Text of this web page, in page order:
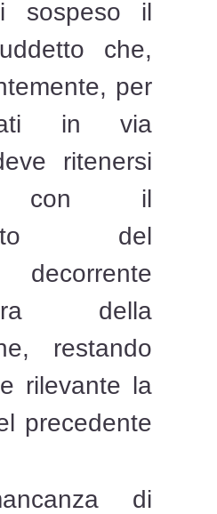
sospeso il
che,
per
in via
ritenersi
con il
del
decorrente
della
restando
rilevante la
precedente
di